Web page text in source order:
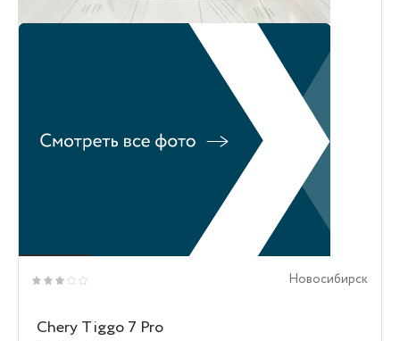
Новосибирск
Chery Tiggo 7 Pro